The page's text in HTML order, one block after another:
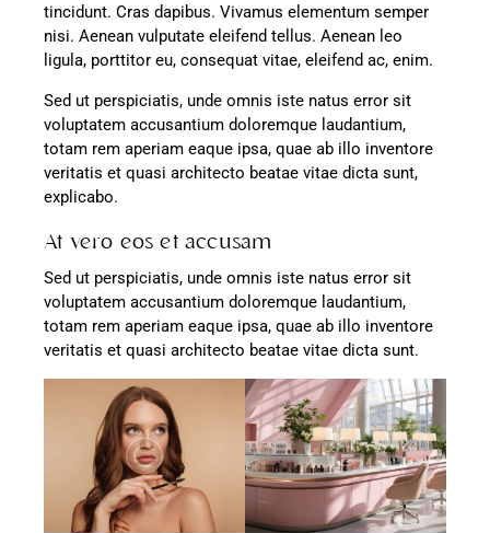
tincidunt. Cras dapibus. Vivamus elementum semper
nisi. Aenean vulputate eleifend tellus. Aenean leo
ligula, porttitor eu, consequat vitae, eleifend ac, enim.
Sed ut perspiciatis, unde omnis iste natus error sit
voluptatem accusantium doloremque laudantium,
totam rem aperiam eaque ipsa, quae ab illo inventore
veritatis et quasi architecto beatae vitae dicta sunt,
explicabo.
At vero eos et accusam
Sed ut perspiciatis, unde omnis iste natus error sit
voluptatem accusantium doloremque laudantium,
totam rem aperiam eaque ipsa, quae ab illo inventore
veritatis et quasi architecto beatae vitae dicta sunt.